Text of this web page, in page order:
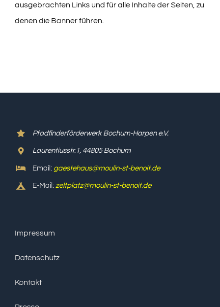
ausgebrachten Links und für alle Inhalte der Seiten, zu
denen die Banner führen.
Pfadfinderförderwerk Bochum-Harpen e.V.
Laurentiusstr.1, 44805 Bochum
Email: gaestehaus@moulin-st-benoit.de
E-Mail: zeltplatz@moulin-st-benoit.de
Impressum
Datenschutz
Kontakt